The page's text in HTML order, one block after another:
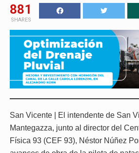
881
SHARES
San Vicente | El intendente de San
Mantegazza, junto al director del
Física 93 (CEF 93), Néstor Núñez